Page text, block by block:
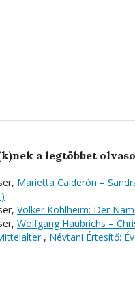
a legtöbbet
Marietta Calderón –
Volker Kohlheim: Der
Wolfgang Haubrichs –
, Névtani Értesítő: